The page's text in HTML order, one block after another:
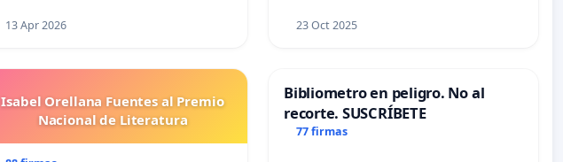
13 Apr 2026 23 Oct 2025
Isabel Orellana Fuentes al Premio
Nacional de Literatura
Bibliometro en peligro. No al
recorte. SUSCRÍBETE
77 firmas